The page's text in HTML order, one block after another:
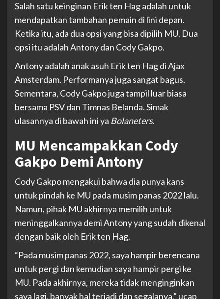
Salah satu keinginan Erik ten Hag adalah untuk
mendapatkan tambahan pemain di lini depan.
Ketika itu, ada dua opsi yang bisa dipilih MU. Dua
opsi itu adalah Antony dan Cody Gakpo.
Antony adalah anak asuh Erik ten Hag di Ajax
Amsterdam. Performanya juga sangat bagus.
Sementara, Cody Gakpo juga tampil luar biasa
bersama PSV dan Timnas Belanda. Simak
ulasannya di bawah ini ya Bolaneters.
MU Mencampakkan Cody
Gakpo Demi Antony
Cody Gakpo mengakui bahwa dia punya kans
untuk pindah ke MU pada musim panas 2022 lalu.
Namun, pihak MU akhirnya memilih untuk
meninggalkannya demi Antony yang sudah dikenal
dengan baik oleh Erik ten Hag.
“Pada musim panas 2022, saya hampir berencana
untuk pergi dan kemudian saya hampir pergi ke
MU. Pada akhirnya, mereka tidak menginginkan
saya lagi, banyak hal terjadi dan segalanya,” ucap